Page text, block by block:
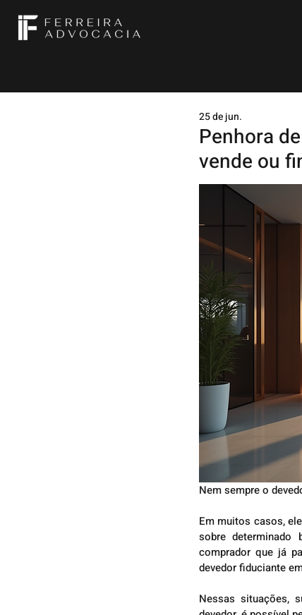
Penhora
vende ou
25 de jun.
Nem sempre o
Em muitos casos,
sobre
comprador que já
devedor fiduciante
Nessas situações,